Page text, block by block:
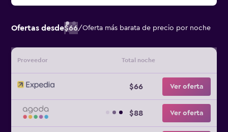
Ofertas desde$66/Oferta más barata de precio por noche
Proveedor Total noche
$66 Ver oferta
$88 Ver oferta